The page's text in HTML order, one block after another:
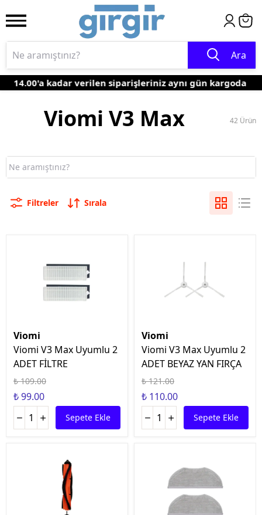
Ara
14.00'a kadar verilen siparişleriniz aynı gün kargoda
Viomi V3 Max 42 Ürün
Filtreler Sırala
Viomi
Viomi V3 Max Uyumlu 2
ADET FİLTRE
₺ 109.00
₺ 99.00
Sepete Ekle
Viomi
Viomi V3 Max Uyumlu 2
ADET BEYAZ YAN FIRÇA
₺ 121.00
₺ 110.00
Sepete Ekle